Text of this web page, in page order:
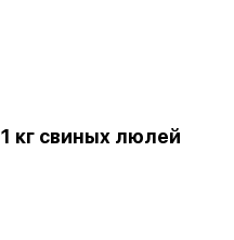
1 кг свиных люлей